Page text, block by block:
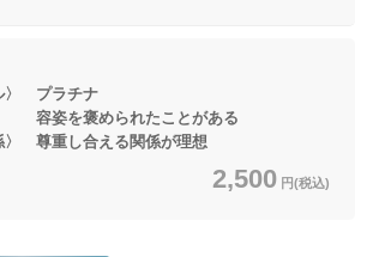
〉 プラチナ
姿を褒められたことがある
〉 尊重し合える関係が理想
2,500 円(税込)